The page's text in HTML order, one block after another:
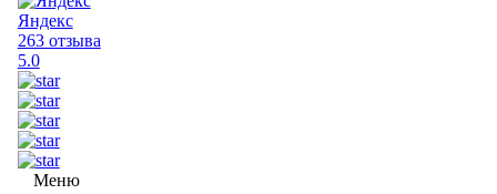
Яндекс
263 отзыва
5.0
Меню